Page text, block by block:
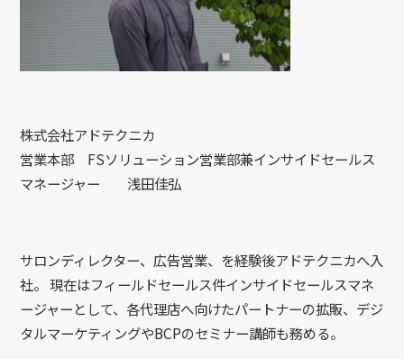
株式会社アドテクニカ
営業本部 FSソリューション営業部兼インサイドセールス
マネージャー 浅田佳弘
サロンディレクター、広告営業、を経験後アドテクニカへ入
社。 現在はフィールドセールス件インサイドセールスマネ
ージャーとして、各代理店へ向けたパートナーの拡販、デジ
タルマーケティングやBCPのセミナー講師も務める。